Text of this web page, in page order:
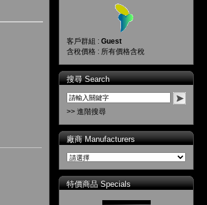
客戶群組 : Guest
含稅價格 : 所有價格含稅
搜尋 Search
>> 進階搜尋
廠商 Manufacturers
特價商品 Specials